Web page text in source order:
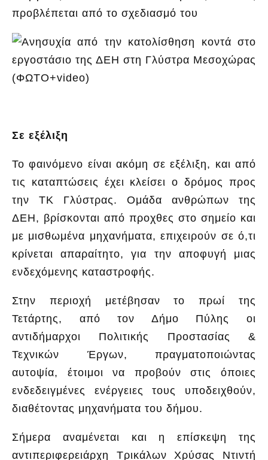
προβλέπεται από το σχεδιασμό του
Σε εξέλιξη
Το φαινόμενο είναι ακόμη σε εξέλιξη, και από
τις καταπτώσεις έχει κλείσει ο δρόμος προς
την ΤΚ Γλύστρας. Ομάδα ανθρώπων της
ΔΕΗ, βρίσκονται από προχθες στο σημείο και
με μισθωμένα μηχανήματα, επιχειρούν σε ό,τι
κρίνεται απαραίτητο, για την αποφυγή μιας
ενδεχόμενης καταστροφής.
Στην περιοχή μετέβησαν το πρωί της
Τετάρτης, από τον Δήμο Πύλης οι
αντιδήμαρχοι Πολιτικής Προστασίας &
Τεχνικών Έργων, πραγματοποιώντας
αυτοψία, έτοιμοι να προβούν στις όποιες
ενδεδειγμένες ενέργειες τους υποδειχθούν,
διαθέτοντας μηχανήματα του δήμου.
Σήμερα αναμένεται και η επίσκεψη της
αντιπεριφερειάρχη Τρικάλων Χρύσας Ντιντή